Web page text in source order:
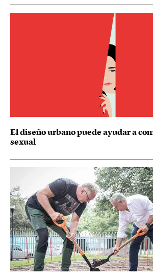
El diseño urbano puede ayudar a
sexual